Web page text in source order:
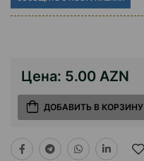
Цена: 5.00 AZN
ДОБАВИТЬ В КОРЗИНУ